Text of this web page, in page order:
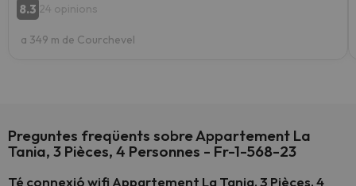
8.3 24 opinions
a 349 m de Courchevel
Preguntes freqüents sobre Appartement La
Tania, 3 Pièces, 4 Personnes - Fr-1-568-23
Té connexió wifi Appartement La Tania, 3 Pièces, 4